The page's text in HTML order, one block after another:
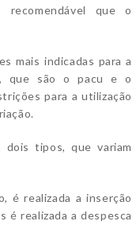
recomendável que o
mais indicadas para a
que são o pacu e o
para a utilização
tipos, que variam
é realizada a inserção
é realizada a despesca